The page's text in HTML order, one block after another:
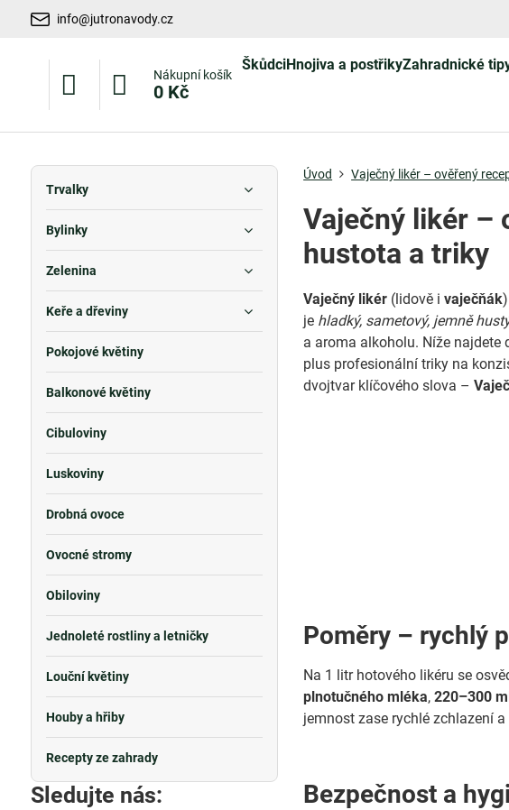
info@jutronavody.cz
Nákupní košík
0 Kč
ŠkůdciHnojiva a postřikyZahradnické
Úvod Vaječný likér – ověřený
Vaječný likér –
hustota a triky
Vaječný likér (lidově ivaječňák
je hladký, sametový, jemně
a aroma alkoholu. Níže
plus profesionální triky na
dvojtvar klíčového slova –
Poměry – rychlý
Na 1 litr hotového likéru se
plnotučného mléka,220–300
jemnost zase rychlé zchlazení a
Bezpečnost a
Trvalky
Bylinky
Zelenina
Keře a dřeviny
Pokojové květiny
Balkonové květiny
Cibuloviny
Luskoviny
Drobná ovoce
Ovocné stromy
Obiloviny
Jednoleté rostliny a letničky
Louční květiny
Houby a hřiby
Recepty ze zahrady
Sledujte nás: